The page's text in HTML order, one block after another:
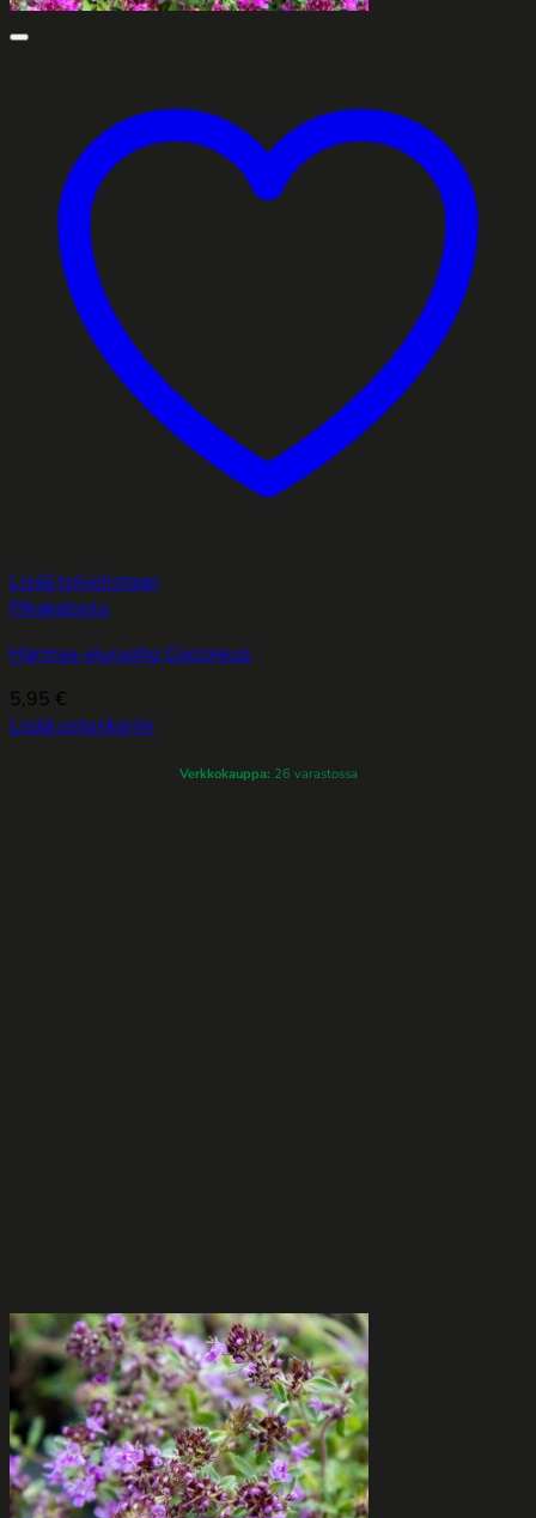
Lisää toivelistaan
Pikakatselu
Harmaa-ajuruoho Coccineus
5,95 €
Lisää ostoskoriin
Verkkokauppa: 26 varastossa